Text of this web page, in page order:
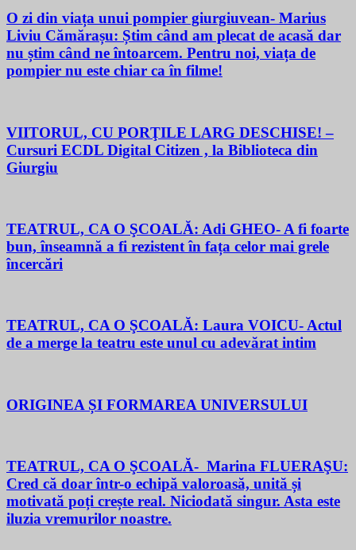
O zi din viața unui pompier giurgiuvean- Marius
Liviu Cămărașu: Știm când am plecat de acasă dar
nu știm când ne întoarcem. Pentru noi, viața de
pompier nu este chiar ca în filme!
VIITORUL, CU PORŢILE LARG DESCHISE! –
Cursuri ECDL Digital Citizen , la Biblioteca din
Giurgiu
TEATRUL, CA O ŞCOALĂ: Adi GHEO- A fi foarte
bun, înseamnă a fi rezistent în fața celor mai grele
încercări
TEATRUL, CA O ŞCOALĂ: Laura VOICU- Actul
de a merge la teatru este unul cu adevărat intim
ORIGINEA ȘI FORMAREA UNIVERSULUI
TEATRUL, CA O ŞCOALĂ- Marina FLUERAŞU:
Cred că doar într-o echipă valoroasă, unită și
motivată poți crește real. Niciodată singur. Asta este
iluzia vremurilor noastre.